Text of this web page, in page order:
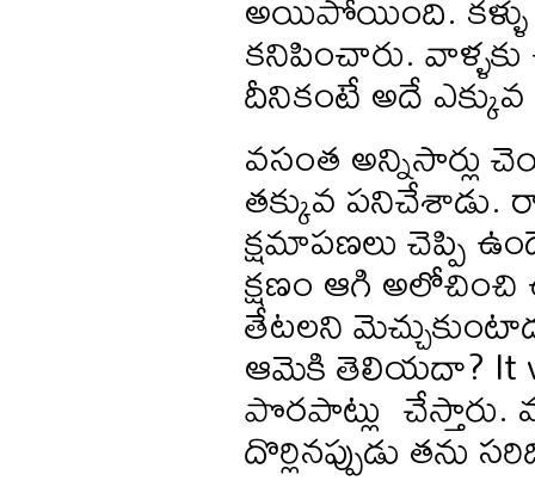
కనిపించారు.
దీనికంటే అదే
వసంత అన్నిసార్లు
తక్కువ
క్షమాపణలు చెప్పి
క్షణం ఆగి
తేటలని
ఆమెకి తెలియదా? It
పొరపాట్లు
దొర్లినప్పుడు తను